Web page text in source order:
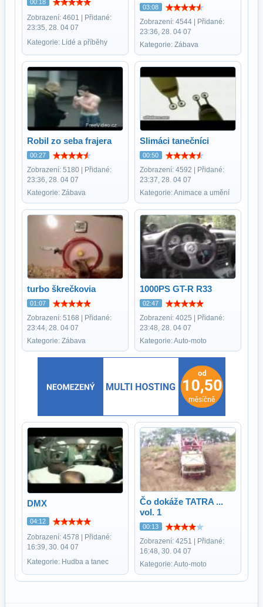
00:18
Zobrazení: 4601 | Přidané:
23:35, 28. 04 07
Kategorie: Lidé a příběhy
03:08
Zobrazení: 4544 | Přidané:
23:36, 28. 04 07
Kategorie: Zábava
Robil zo seba frajera
00:27
Zobrazení: 5180 | Přidané:
23:36, 28. 04 07
Kategorie: Zábava
Slimáci tanečníci
00:50
Zobrazení: 4592 | Přidané:
23:37, 28. 04 07
Kategorie: Animace a umění
turbo škrečkovia
01:07
Zobrazení: 5168 | Přidané:
23:44, 28. 04 07
Kategorie: Zábava
1000PS GT-R R33
02:47
Zobrazení: 4025 | Přidané:
23:48, 28. 04 07
Kategorie: Auto-moto
DMX
04:12
Zobrazení: 4578 | Přidané:
16:39, 30. 04 07
Kategorie: Hudba a tanec
Čo dokáže TATRA ...
vol. 1
00:13
Zobrazení: 4251 | Přidané:
16:48, 30. 04 07
Kategorie: Auto-moto